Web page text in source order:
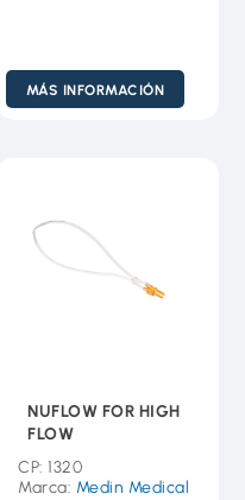
MÁS INFORMACIÓN
NUFLOW FOR HIGH
FLOW
CP: 1320
Marca: Medin Medical